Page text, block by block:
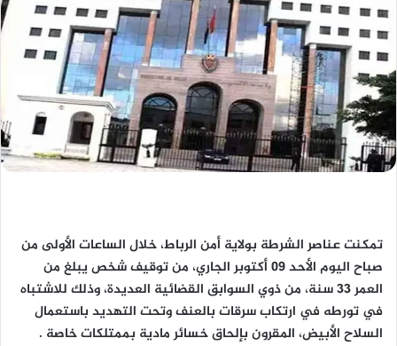
تمكنت عناصر الشرطة بولاية أمن الرباط، خلال الساعات الأولى من
صباح اليوم الأحد 09 أكتوبر الجاري، من توقيف شخص يبلغ من
العمر 33 سنة، من ذوي السوابق القضائية العديدة، وذلك للاشتباه
في تورطه في ارتكاب سرقات بالعنف وتحت التهديد باستعمال
السلاح الأبيض، المقرون بإلحاق خسائر مادية بممتلكات خاصة .